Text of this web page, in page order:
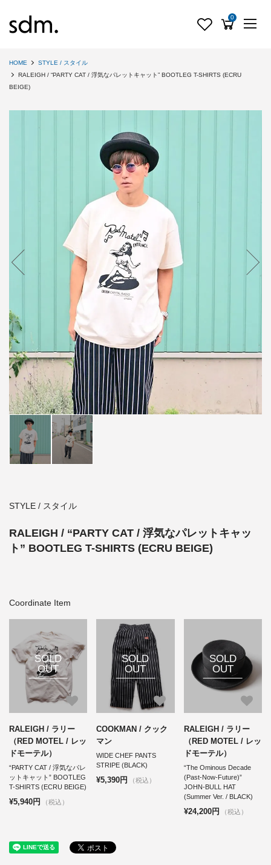
0
HOME
STYLE / スタイル
RALEIGH / “PARTY CAT / 浮気なパレットキャット” BOOTLEG T-SHIRTS (ECRU
BEIGE)
STYLE / スタイル
RALEIGH / “PARTY CAT / 浮気なパレットキャッ
ト” BOOTLEG T-SHIRTS (ECRU BEIGE)
Coordinate Item
SOLD
OUT
RALEIGH / ラリー
（RED MOTEL / レッ
ドモーテル）
“PARTY CAT / 浮気なパレ
ットキャット” BOOTLEG
T-SHIRTS (ECRU BEIGE)
¥5,940円 （税込）
SOLD
OUT
COOKMAN / クック
マン
WIDE CHEF PANTS
STRIPE (BLACK)
¥5,390円 （税込）
SOLD
OUT
RALEIGH / ラリー
（RED MOTEL / レッ
ドモーテル）
“The Ominous Decade
(Past-Now-Future)”
JOHN-BULL HAT
(Summer Ver. / BLACK)
¥24,200円 （税込）